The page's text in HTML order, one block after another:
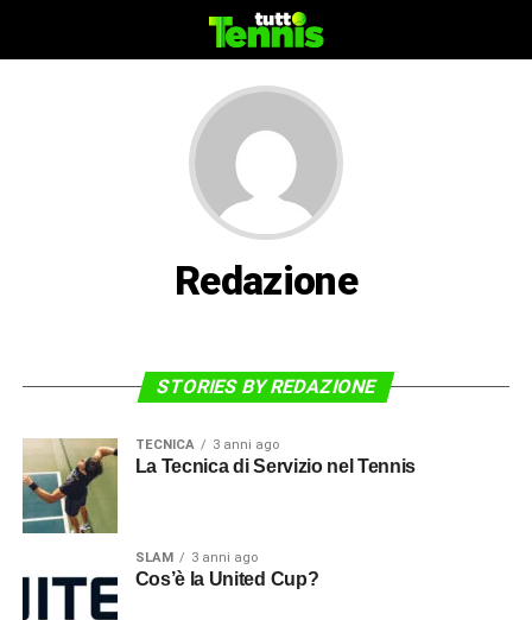
Redazione
STORIES BY REDAZIONE
TECNICA 3 anni ago
La Tecnica di Servizio nel Tennis
SLAM 3 anni ago
Cos’è la United Cup?